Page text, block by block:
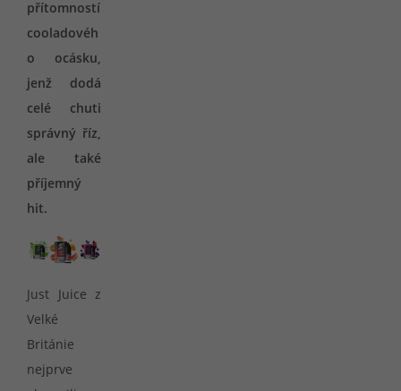
přítomností
cooladovéh
o ocásku,
jenž dodá
celé chuti
správný říz,
ale také
příjemný
hit.
Just Juice z
Velké
Británie
nejprve